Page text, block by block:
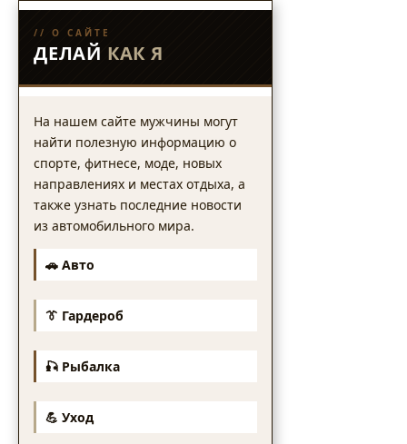
// О САЙТЕ
ДЕЛАЙ КАК Я
На нашем сайте мужчины могут
найти полезную информацию о
спорте, фитнесе, моде, новых
направлениях и местах отдыха, а
также узнать последние новости
из автомобильного мира.
🚗 Авто
👔 Гардероб
🎣 Рыбалка
💪 Уход